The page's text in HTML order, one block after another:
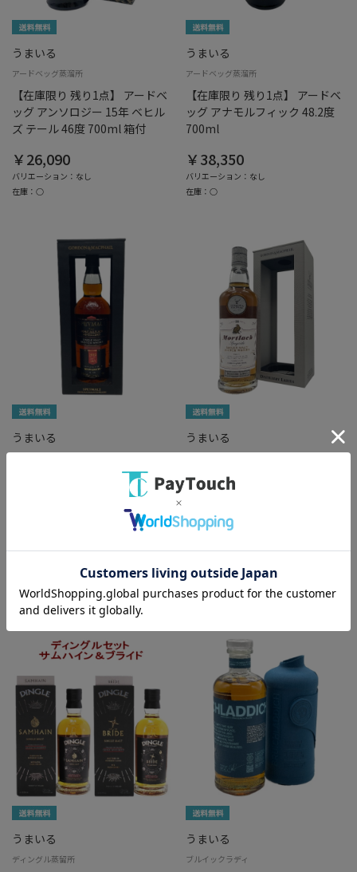
うまいる
アードベッグ蒸溜所
【在庫限り 残り1点】 アードベ
ッグ アンソロジー 15年 ベヒル
ズ テール 46度 700ml 箱付
￥26,090
バリエーション：なし
在庫：○
うまいる
アードベッグ蒸溜所
【在庫限り 残り1点】 アードベ
ッグ アナモルフィック 48.2度
700ml
￥38,350
バリエーション：なし
在庫：○
うまいる
【在庫限り 残り1点】 スペイモ
ルト フロム マッカラン 2002 ゴ
ードン&マクファイル シングル
カスク 54.3度 700ml 箱付
バリエーション：なし
在庫：○
うまいる
【在庫限り 残り1点】 モートラ
バリエーション：なし
在庫：○
うまいる
ディングル蒸留所
うまいる
ブルイックラディ